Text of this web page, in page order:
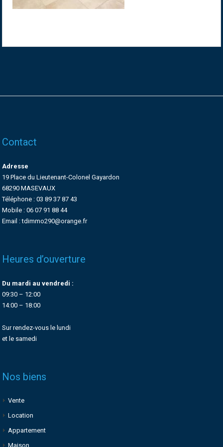
Contact
Adresse
19 Place du Lieutenant-Colonel Gayardon
68290 MASEVAUX
Téléphone : 03 89 37 87 43
Mobile : 06 07 91 88 44
Email : tdimmo290@orange.fr
Heures d’ouverture
Du mardi au vendredi :
09:30 – 12:00
14:00 – 18:00
Sur rendez-vous le lundi
et le samedi
Nos biens
Vente
Location
Appartement
Maison